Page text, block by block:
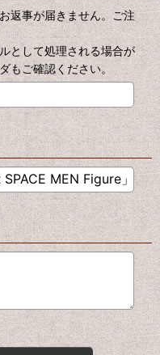
返事が届きません。ご注
として処理される場合が
もご確認ください。